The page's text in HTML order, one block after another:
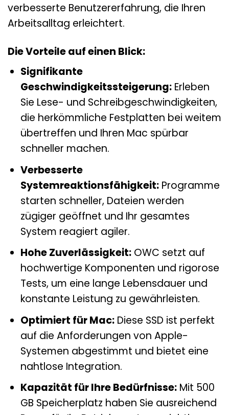
verbesserte Benutzererfahrung, die Ihren
Arbeitsalltag erleichtert.
Die Vorteile auf einen Blick:
Signifikante
Geschwindigkeitssteigerung:Erleben
Sie Lese- und Schreibgeschwindigkeiten,
die herkömmliche Festplatten bei weitem
übertreffen und Ihren Mac spürbar
schneller machen.
Verbesserte
Systemreaktionsfähigkeit:Programme
starten schneller, Dateien werden
zügiger geöffnet und Ihr gesamtes
System reagiert agiler.
Hohe Zuverlässigkeit:OWC setzt auf
hochwertige Komponenten und rigorose
Tests, um eine lange Lebensdauer und
konstante Leistung zu gewährleisten.
Optimiert für Mac:Diese SSD ist perfekt
auf die Anforderungen von Apple-
Systemen abgestimmt und bietet eine
nahtlose Integration.
Kapazität für Ihre Bedürfnisse:Mit 500
GB Speicherplatz haben Sie ausreichend